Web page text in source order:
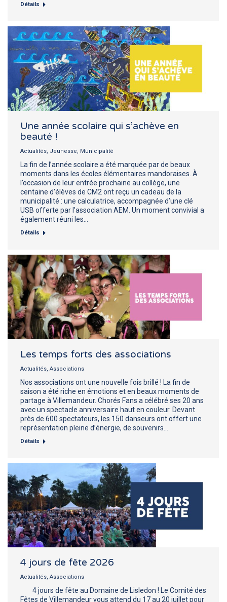
Détails
Une année scolaire qui s’achève en
beauté !
Actualités, Jeunesse, Municipalité
La fin de l’année scolaire a été marquée par de beaux
moments dans les écoles élémentaires mandoraises. À
l’occasion de leur entrée prochaine au collège, une
centaine d’élèves de CM2 ont reçu un cadeau de la
municipalité : une calculatrice, accompagnée d’une clé
USB offerte par l’association AEM. Un moment convivial a
également réuni les…
Détails
Les temps forts des associations
Actualités, Associations
Nos associations ont une nouvelle fois brillé ! La fin de
saison a été riche en émotions et en beaux moments de
partage à Villemandeur. Chorés Fans a célébré ses 20 ans
avec un spectacle anniversaire haut en couleur. Devant
près de 600 spectateurs, les 150 danseurs ont offert une
représentation pleine d’énergie, de souvenirs…
Détails
4 jours de fête 2026
Actualités, Associations
4 jours de fête au Domaine de Lisledon ! Le Comité des
Fêtes de Villemandeur vous attend du 17 au 20 juillet pour